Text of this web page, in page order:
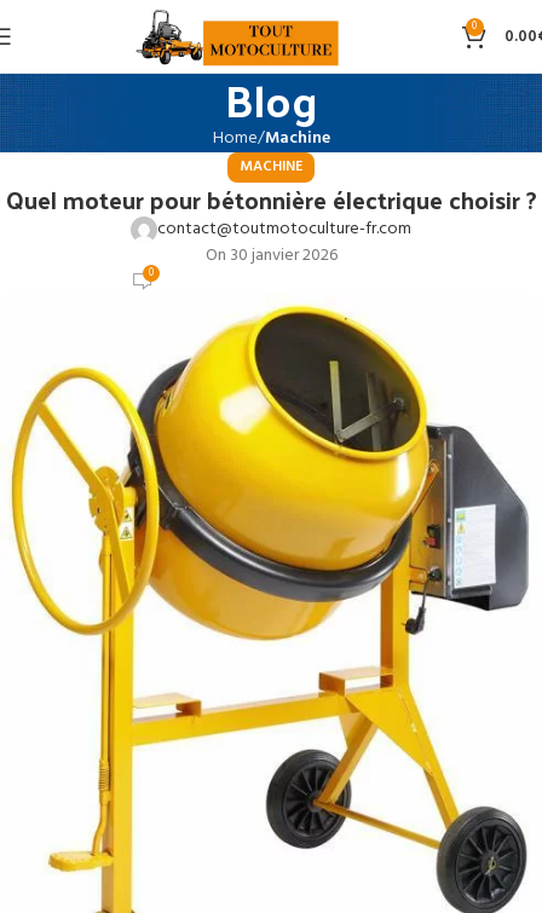
0 0.00
Blog
Home Machine
MACHINE
Quel moteur pour bétonnière électrique choisir ?
contact@toutmotoculture-fr.com
On 30 janvier 2026
0